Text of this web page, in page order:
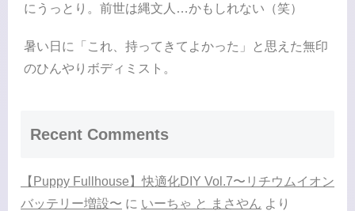
にうっとり。前世は縄文人…かもしれない（笑）
暑い日に「これ、持ってきてよかった」と思えた無印
のひんやりボディミスト。
Recent Comments
【Puppy Fullhouse】快適化DIY Vol.7〜リチウムイオン
バッテリー増設〜 に いーちゃ と まさやん より